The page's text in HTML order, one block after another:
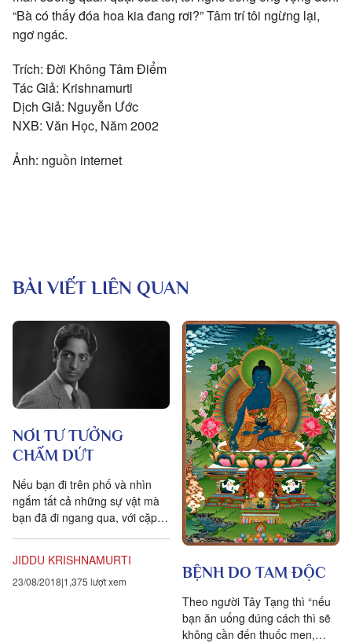
“Bà có thấy đóa hoa kia đang rơi?” Tâm trí tôi ngừng lại,
ngơ ngác.
Trích: Đời Không Tâm Điểm
Tác Giả: Krishnamurti
Dịch Giả: Nguyễn Ước
NXB: Văn Học, Năm 2002
Ảnh: nguồn internet
BÀI VIẾT LIÊN QUAN
NƠI TƯ TƯỞNG
CHẤM DỨT
Nếu bạn đi trên phố và nhìn
ngắm tất cả những sự vật mà
bạn đã đi ngang qua, với cặp
nhưng không hề có một tư
tưởng nào trong tâm trí – thì
JIDDU KRISHNAMURTI
23/08/2018 1,375 lượt xem
BỆNH DO TAM ĐỘC
Theo người Tây Tạng thì “nếu
bạn ăn uống đúng cách thì sẽ
không cần đến thuốc men,